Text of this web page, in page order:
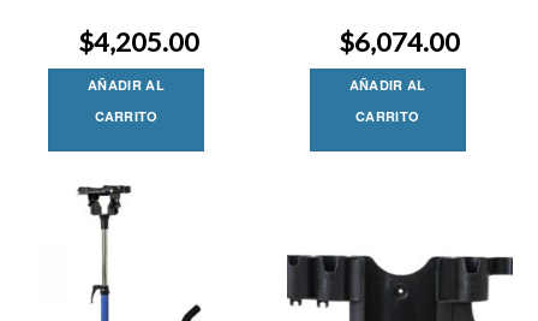
$4,205.00
AÑADIR AL
CARRITO
$6,074.00
AÑADIR AL
CARRITO